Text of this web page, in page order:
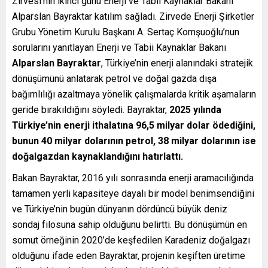
Alparslan Bayraktar katılım sağladı. Zirvede Enerji Şirketler
Grubu Yönetim Kurulu Başkanı A. Sertaç Komşuoğlu’nun
sorularını yanıtlayan Enerji ve Tabii Kaynaklar Bakanı
Alparslan Bayraktar, Türkiye’nin enerji alanındaki stratejik
dönüşümünü anlatarak petrol ve doğal gazda dışa
bağımlılığı azaltmaya yönelik çalışmalarda kritik aşamaların
geride bırakıldığını söyledi. Bayraktar, 2025 yılında
Türkiye’nin enerji ithalatına 96,5 milyar dolar ödediğini,
bunun 40 milyar dolarının petrol, 38 milyar dolarının ise
doğalgazdan kaynaklandığını hatırlattı.
Bakan Bayraktar, 2016 yılı sonrasında enerji aramacılığında
tamamen yerli kapasiteye dayalı bir model benimsendiğini
ve Türkiye’nin bugün dünyanın dördüncü büyük deniz
sondaj filosuna sahip olduğunu belirtti. Bu dönüşümün en
somut örneğinin 2020’de keşfedilen Karadeniz doğalgazı
olduğunu ifade eden Bayraktar, projenin keşiften üretime